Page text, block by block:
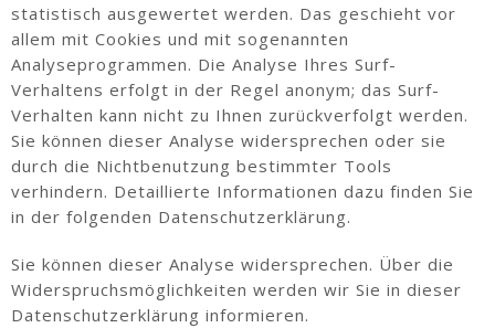
statistisch ausgewertet werden. Das geschieht vor
allem mit Cookies und mit sogenannten
Analyseprogrammen. Die Analyse Ihres Surf-
Verhaltens erfolgt in der Regel anonym; das Surf-
Verhalten kann nicht zu Ihnen zurückverfolgt werden.
Sie können dieser Analyse widersprechen oder sie
durch die Nichtbenutzung bestimmter Tools
verhindern. Detaillierte Informationen dazu finden Sie
in der folgenden Datenschutzerklärung.
Sie können dieser Analyse widersprechen. Über die
Widerspruchsmöglichkeiten werden wir Sie in dieser
Datenschutzerklärung informieren.